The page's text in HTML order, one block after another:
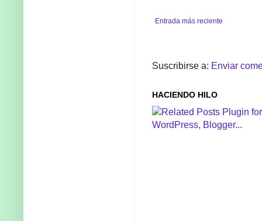
Entrada más reciente
Suscribirse a: Enviar
HACIENDO HILO